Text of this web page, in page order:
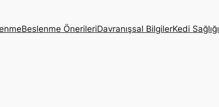
Beslenme ÖnerileriDavranışsal BilgilerKedi Sağlığı